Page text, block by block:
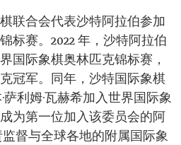
联合会代表沙特阿拉伯参加
标赛。2022 年，沙特阿拉伯
国际象棋奥林匹克锦标赛，
冠军。同年，沙特国际象棋
萨利姆·瓦赫希加入世界国际象
为第一位加入该委员会的阿
督与全球各地的附属国际象